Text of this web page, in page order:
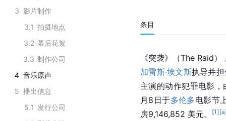
3 影片制作
3.1 拍摄地点
3.2 幕后花絮
3.3 制作公司
4 音乐原声
5 播出信息
5.1 发行公司
条目
《突袭》（The Raid
加雷斯·埃文斯执导并
主演的动作犯罪电影
月8日于多伦多电影节
房9,146,852 美元。
[1]